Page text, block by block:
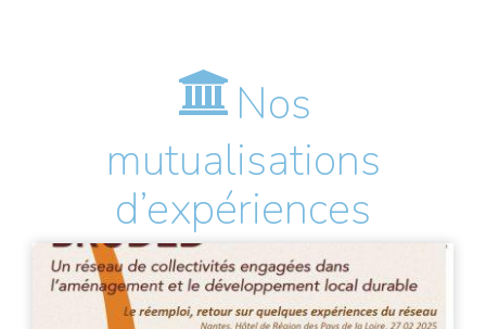
Nos
mutualisations
d’expériences